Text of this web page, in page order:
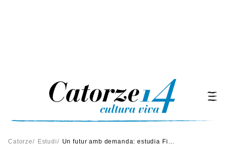
Catorze/ Estudi/ Un futur amb demanda: estudia Filologia Catalana!